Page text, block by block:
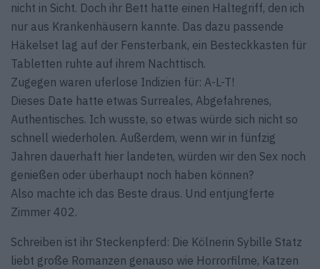
nicht in Sicht. Doch ihr Bett hatte einen Haltegriff, den ich
nur aus Krankenhäusern kannte. Das dazu passende
Häkelset lag auf der Fensterbank, ein Besteckkasten für
Tabletten ruhte auf ihrem Nachttisch.
Zugegen waren uferlose Indizien für: A-L-T!
Dieses Date hatte etwas Surreales, Abgefahrenes,
Authentisches. Ich wusste, so etwas würde sich nicht so
schnell wiederholen. Außerdem, wenn wir in fünfzig
Jahren dauerhaft hier landeten, würden wir den Sex noch
genießen oder überhaupt noch haben können?
Also machte ich das Beste draus. Und entjungferte
Zimmer 402.
Schreiben ist ihr Steckenpferd: Die Kölnerin Sybille Statz
liebt große Romanzen genauso wie Horrorfilme, Katzen